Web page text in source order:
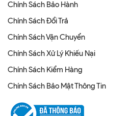
Chính Sách Bảo Hành
Chính Sách Đổi Trả
Chính Sách Vận Chuyển
Chính Sách Xử Lý Khiếu Nại
Chính Sách Kiểm Hàng
Chính Sách Bảo Mật Thông Tin